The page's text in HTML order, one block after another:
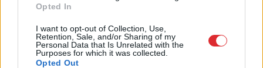
Opted In
I want to opt-out of Collection, Use,
Retention, Sale, and/or Sharing of my
Personal Data that Is Unrelated with the
Purposes for which it was collected.
Opted Out
svarīga